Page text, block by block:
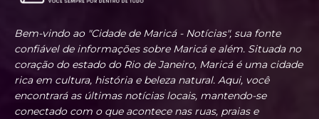
Bem-vindo ao "Cidade de Maricá - Notícias", sua fonte
confiável de informações sobre Maricá e além. Situada no
coração do estado do Rio de Janeiro, Maricá é uma cidade
rica em cultura, história e beleza natural. Aqui, você
encontrará as últimas notícias locais, mantendo-se
conectado com o que acontece nas ruas, praias e